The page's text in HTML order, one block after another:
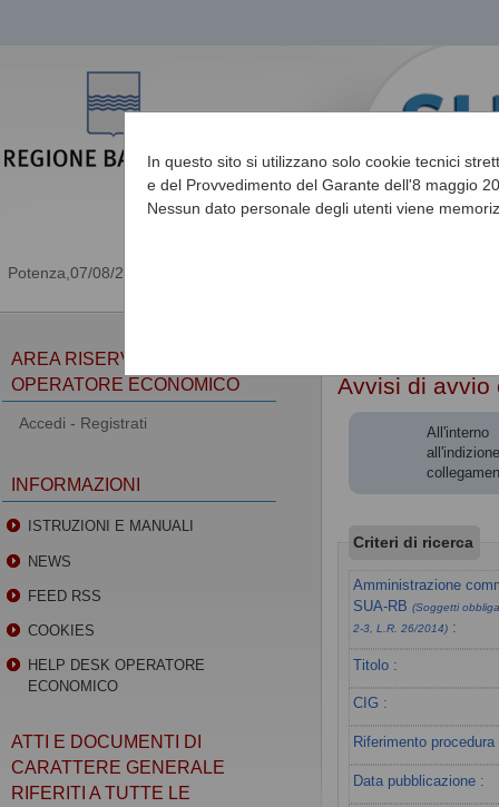
07/08/2026 22:49
In questo sito si utilizzano solo cookie tecnici
e del Provvedimento del Garante dell'8 maggio
Nessun dato personale degli utenti viene
Avvisi di avvio
Criteri di ricerca
Amministrazione
SUA-RB(Soggetti
2-3, L.R. 26/2014) :
Titolo :
CIG :
Riferimento procedura
Data pubblicazione :
AREA RISERVATA
OPERATORE ECONOMICO
Accedi - Registrati
INFORMAZIONI
ISTRUZIONI E MANUALI
NEWS
FEED RSS
COOKIES
HELP DESK OPERATORE
ECONOMICO
ATTI E DOCUMENTI DI
CARATTERE GENERALE
RIFERITI A TUTTE LE